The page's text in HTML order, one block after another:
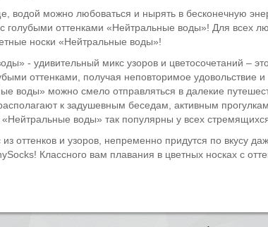
водой можно любоваться и нырять в бесконечную
голубыми оттенками «Нейтральные воды»! Для всех
носки «Нейтральные воды»!
- удивительный микс узоров и цветосочетаний –
оттенками, получая неповторимое удовольствие
воды» можно смело отправляться в далекие
к задушевным беседам, активным
воды» так популярны у всех
оттенков и узоров, непременно придутся по вкусу
Классного вам плавания в цветных носках с